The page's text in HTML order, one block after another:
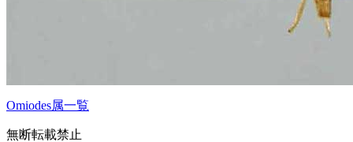
Omiodes属一覧
無断転載禁止